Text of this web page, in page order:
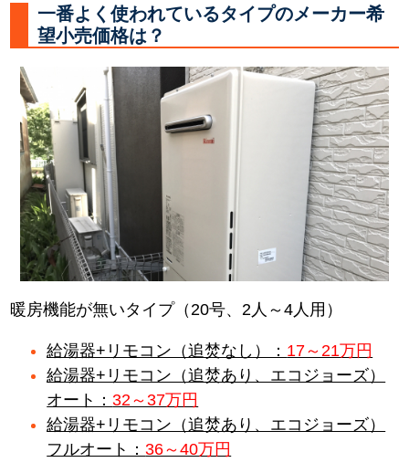
一番よく使われているタイプのメーカー希
望小売価格は？
暖房機能が無いタイプ（20号、2人～4人用）
給湯器+リモコン（追焚なし）： 17～21万円
給湯器+リモコン（追焚あり、エコジョーズ）
オート：32～37万円
給湯器+リモコン（追焚あり、エコジョーズ）
フルオート：36～40万円